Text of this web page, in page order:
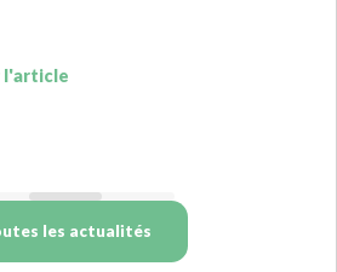
l'article
les actualités